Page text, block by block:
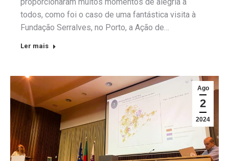
proporcionaram muitos momentos de alegria a
todos, como foi o caso de uma fantástica visita à
Fundação Serralves, no Porto, a Ação de…
Ler mais
Ago
2
2024